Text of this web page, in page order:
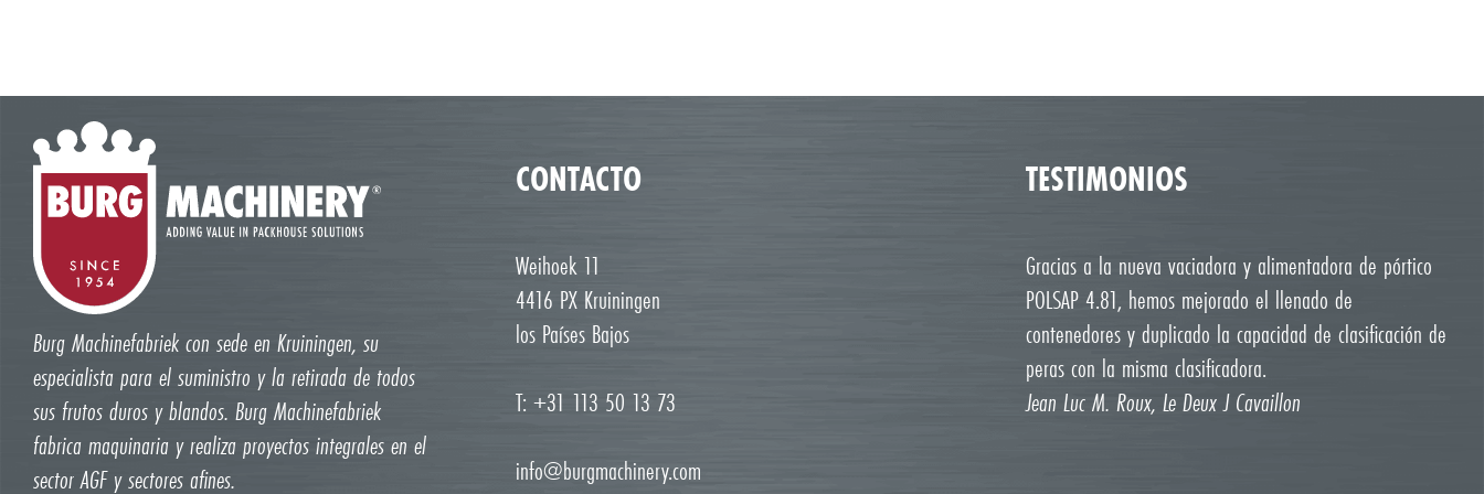
Burg Machinefabriek con sede en Kruiningen, su
especialista para el suministro y la retirada de todos
sus frutos duros y blandos. Burg Machinefabriek
fabrica maquinaria y realiza proyectos integrales en el
sector AGF y sectores afines.
CONTACTO
Weihoek 11
4416 PX Kruiningen
los Países Bajos
T: +31 113 50 13 73
info@burgmachinery.com
TESTIMONIOS
Gracias a la nueva vaciadora y alimentadora de pórtico
POLSAP 4.81, hemos mejorado el llenado de
contenedores y duplicado la capacidad de clasificación de
peras con la misma clasificadora.
Jean Luc M. Roux, Le Deux J Cavaillon